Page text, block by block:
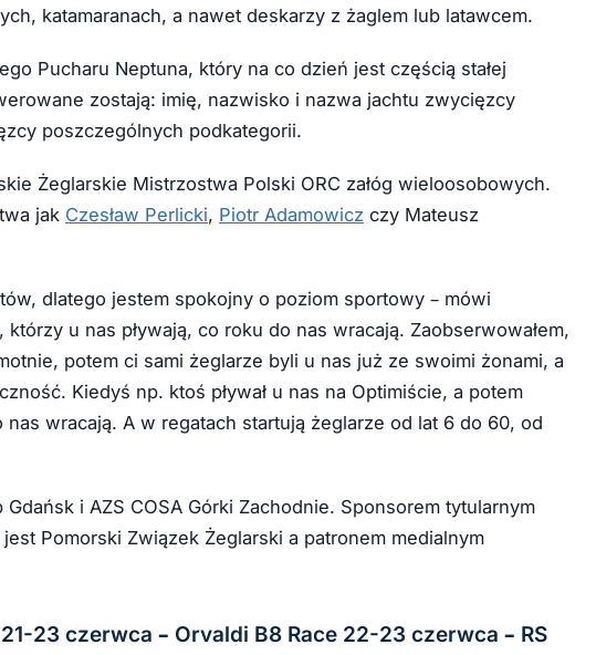
katamaranach, a nawet deskarzy z żaglem lub latawcem.
Pucharu Neptuna, który na co dzień jest częścią stałej
zostają: imię, nazwisko i nazwa jachtu zwycięzcy
poszczególnych podkategorii.
Żeglarskie Mistrzostwa Polski ORC załóg wieloosobowych.
jak Czesław Perlicki, Piotr Adamowicz czy Mateusz
dlatego jestem spokojny o poziom sportowy – mówi
u nas pływają, co roku do nas wracają. Zaobserwowałem,
potem ci sami żeglarze byli u nas już ze swoimi żonami, a
Kiedyś np. ktoś pływał u nas na Optimiście, a potem
wracają. A w regatach startują żeglarze od lat 6 do 60, od
i AZS COSA Górki Zachodnie. Sponsorem tytularnym
Pomorski Związek Żeglarski a patronem medialnym
23 czerwca – Orvaldi B8 Race 22-23 czerwca – RS